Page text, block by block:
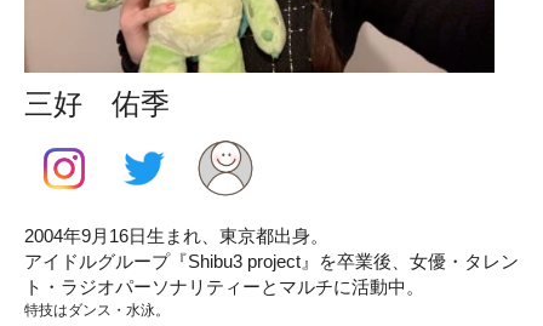
三好 佑季
2004年9月16日生まれ、東京都出身。
アイドルグループ『Shibu3 project』を卒業後、女優・タレン
ト・ラジオパーソナリティーとマルチに活動中。
特技はダンス・水泳。